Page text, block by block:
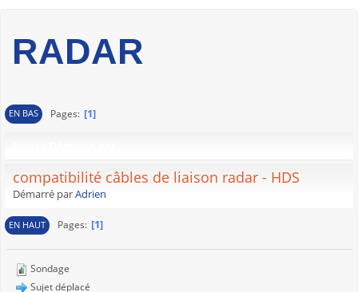
RADAR
EN BAS Pages 1
compatibilité câbles de liaison radar - HDS
Démarré parAdrien
EN HAUT Pages 1
Sondage
Sujet déplacé